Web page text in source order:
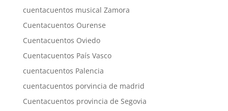
cuentacuentos musical Zamora
Cuentacuentos Ourense
Cuentacuentos Oviedo
Cuentacuentos País Vasco
cuentacuentos Palencia
cuentacuentos porvincia de madrid
Cuentacuentos provincia de Segovia